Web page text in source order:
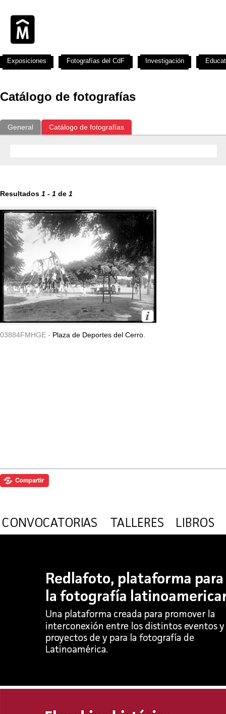
Catálogo de fotografías
General Catálogo de fotografías
Resultados 1 - 1 de 1
03884FMHGE - Plaza de Deportes del Cerro.
Exposiciones Fotografías del CdF Investigación